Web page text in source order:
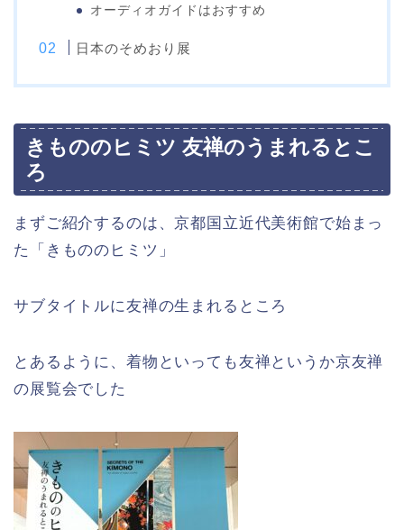
オーディオガイドはおすすめ
日本のそめおり展
きもののヒミツ 友禅のうまれるとこ
ろ
まずご紹介するのは、京都国立近代美術館で始まっ
た「きもののヒミツ」
サブタイトルに友禅の生まれるところ
とあるように、着物といっても友禅というか京友禅
の展覧会でした